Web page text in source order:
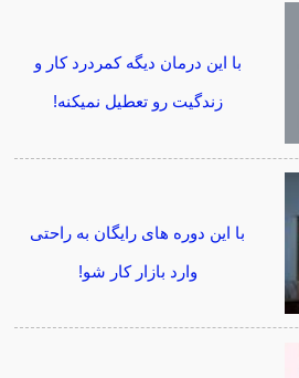
با این درمان دیگه کمردرد کار و
زندگیت رو تعطیل نمیکنه!
با این دوره های رایگان به راحتی
وارد بازار کار شو!